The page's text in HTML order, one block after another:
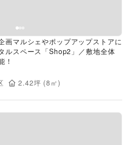
画マルシェやポップアップストアに
ルスペース「Shop2」／敷地全体
！
2.42坪 (8 ㎡)